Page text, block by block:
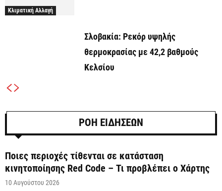
Κλιματική Αλλαγή
Σλοβακία: Ρεκόρ υψηλής
θερμοκρασίας με 42,2 βαθμούς
Κελσίου
ΡΟΗ ΕΙΔΗΣΕΩΝ
Ποιες περιοχές τίθενται σε κατάσταση
κινητοποίησης Red Code – Τι προβλέπει ο Χάρτης
10 Αυγούστου 2026